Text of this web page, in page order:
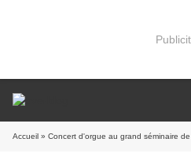
Accueil » Concert d'orgue au grand séminaire